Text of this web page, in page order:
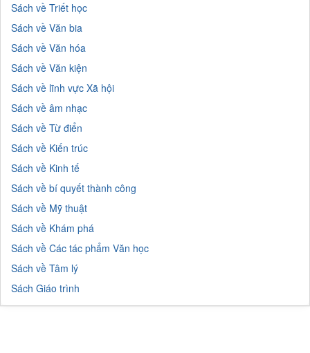
Sách về Triết học
Sách về Văn bia
Sách về Văn hóa
Sách về Văn kiện
Sách về lĩnh vực Xã hội
Sách về âm nhạc
Sách về Từ điển
Sách về Kiến trúc
Sách về Kinh tế
Sách về bí quyết thành công
Sách về Mỹ thuật
Sách về Khám phá
Sách về Các tác phẩm Văn học
Sách về Tâm lý
Sách Giáo trình